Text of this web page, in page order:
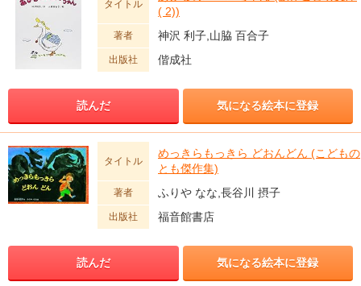
タイトル
( 2))
著者 神沢 利子,山脇 百合子
出版社 偕成社
読んだ 気になる絵本に登録
タイトル
めっきらもっきら どおんどん (こどもの
とも傑作集)
著者 ふりや なな,長谷川 摂子
出版社 福音館書店
読んだ 気になる絵本に登録